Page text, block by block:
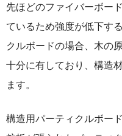
先ほどのファイバーボー
ているため強度が低下す
クルボードの場合、木の
十分に有しており、構造
ます。
構造用パーティクルボー